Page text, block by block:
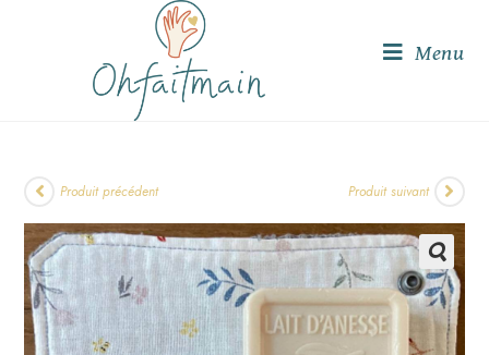
Menu
Produit précédent Produit suivant
🔍